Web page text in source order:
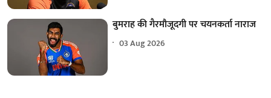
बुमराह की गैरमौजूदगी पर चयनकर्ता नाराज
03 Aug 2026